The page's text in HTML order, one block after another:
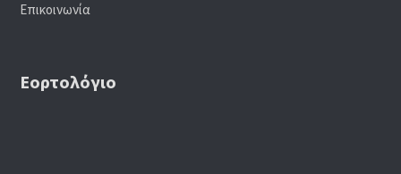
Επικοινωνία
Εορτολόγιο